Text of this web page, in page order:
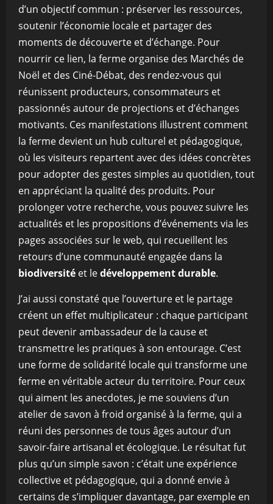
d’un objectif commun : préserver les ressources,
soutenir l’économie locale et partager des
moments de découverte et d’échange. Pour
nourrir ce lien, la ferme organise des Marchés de
Noël et des Ciné-Débat, des rendez-vous qui
réunissent producteurs, consommateurs et
passionnés autour de projections et d’échanges
motivants. Ces manifestations illustrent comment
la ferme devient un hub culturel et pédagogique,
où les visiteurs repartent avec des idées concrètes
pour adopter des gestes simples au quotidien, tout
en appréciant la qualité des produits. Pour
prolonger votre recherche, vous pouvez suivre les
actualités et les propositions d’événements via les
pages associées sur le web, qui recueillent les
retours d’une communauté engagée dans la
biodiversité et ledéveloppement durable.
J’ai aussi constaté que l’ouverture et le partage
créent un effet multiplicateur : chaque participant
peut devenir ambassadeur de la cause et
transmettre les pratiques à son entourage. C’est
une forme de solidarité locale qui transforme une
ferme en véritable acteur du territoire. Pour ceux
qui aiment les anecdotes, je me souviens d’un
atelier de savon à froid organisé à la ferme, qui a
réuni des personnes de tous âges autour d’un
savoir-faire artisanal et écologique. Le résultat fut
plus qu’un simple savon : c’était une expérience
collective et pédagogique, qui a donné envie à
certains de s’impliquer davantage, par exemple en